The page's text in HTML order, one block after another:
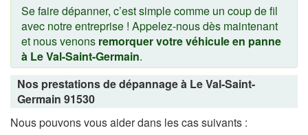
Se faire dépanner, c’est simple comme un coup de fil
avec notre entreprise ! Appelez-nous dès maintenant
et nous venons remorquer votre véhicule en panne
à Le Val-Saint-Germain.
Nos prestations de dépannage à Le Val-Saint-
Germain 91530
Nous pouvons vous aider dans les cas suivants :